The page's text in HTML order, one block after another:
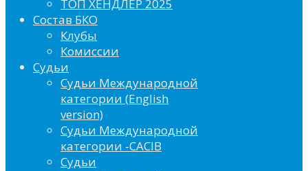
ТОП ХЕНДЛЕР 2025
Состав БКО
Клубы
Комиссии
Судьи
Судьи Международной
категории (English
version)
Судьи Международной
категории -CACIB
Судьи